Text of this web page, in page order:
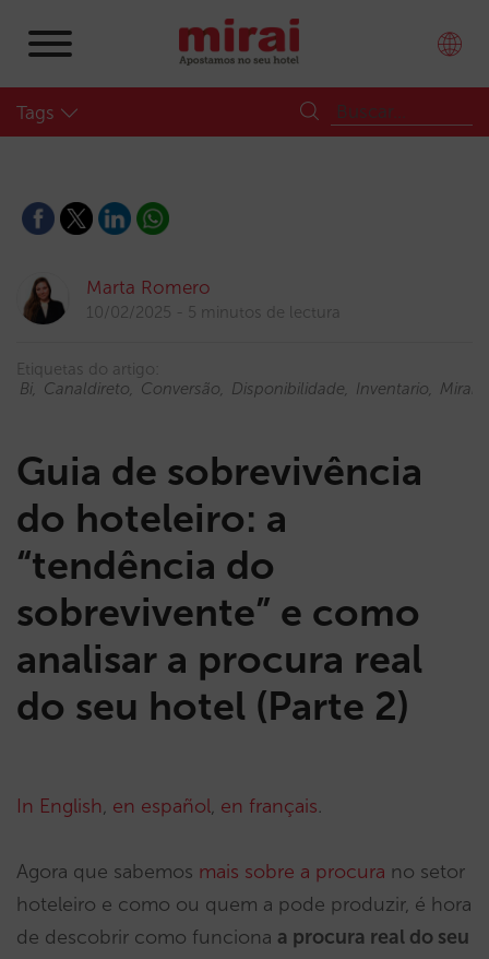
Tags
Marta Romero
10/02/2025 5 minutos de lectura
Etiquetas do artigo:
Bi
Canaldireto Conversão Disponibilidade Inventario MiraiBI
Guia de sobrevivência
do hoteleiro: a
“tendência do
sobrevivente” e como
analisar a procura real
do seu hotel (Parte 2)
In English, en español, en français.
Agora que sabemos mais sobre a procura no setor
hoteleiro e como ou quem a pode produzir, é hora
de descobrir como funciona a procura real do seu